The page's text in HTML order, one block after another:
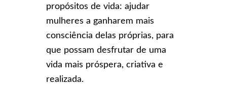
propósitos de vida: ajudar
mulheres a ganharem mais
consciência delas próprias, para
que possam desfrutar de uma
vida mais próspera, criativa e
realizada.